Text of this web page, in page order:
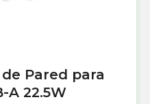
Pared para
A 22.5W